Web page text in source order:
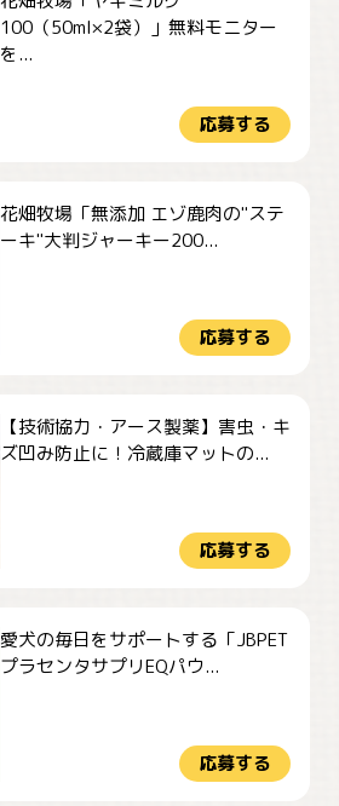
100（50ml×2袋）」無料モニター
を...
応募する
花畑牧場「無添加 エゾ鹿肉の"ステ
ーキ"大判ジャーキー200...
応募する
【技術協力・アース製薬】害虫・キ
ズ凹み防止に！冷蔵庫マットの...
応募する
愛犬の毎日をサポートする「JBPET
プラセンタサプリEQパウ...
応募する